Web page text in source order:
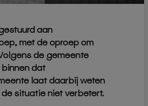
aan
met de oproep om
de gemeente
dat
laat daarbij weten
situatie niet verbetert.